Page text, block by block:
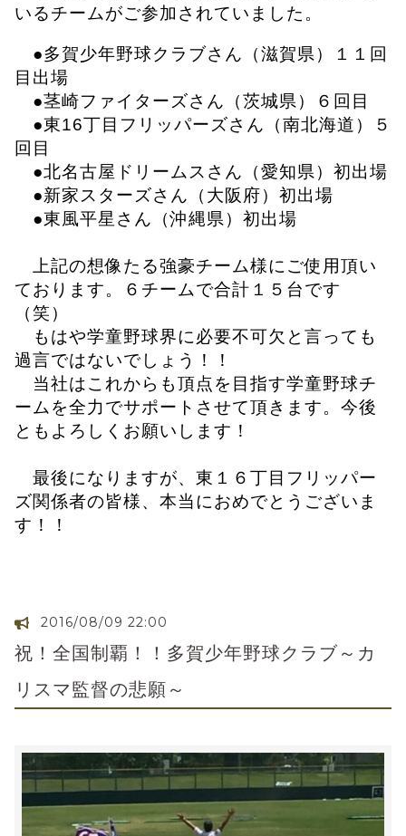
いるチームがご参加されていました。
●多賀少年野球クラブさん（滋賀県）１１回
目出場
●茎崎ファイターズさん（茨城県）６回目
●東16丁目フリッパーズさん（南北海道）５
回目
●北名古屋ドリームスさん（愛知県）初出場
●新家スターズさん（大阪府）初出場
●東風平星さん（沖縄県）初出場
上記の想像たる強豪チーム様にご使用頂い
ております。６チームで合計１５台です
（笑）
もはや学童野球界に必要不可欠と言っても
過言ではないでしょう！！
当社はこれからも頂点を目指す学童野球チ
ームを全力でサポートさせて頂きます。今後
ともよろしくお願いします！
最後になりますが、東１６丁目フリッパー
ズ関係者の皆様、本当におめでとうございま
す！！
2016/08/09 22:00
祝！全国制覇！！多賀少年野球クラブ～カ
リスマ監督の悲願～